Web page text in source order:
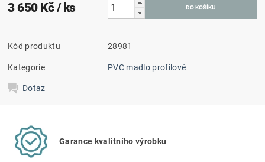
3 650 Kč/ ks
Kód produktu 28981
Kategorie PVC madlo profilové
Dotaz
Garance kvalitního výrobku